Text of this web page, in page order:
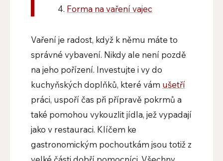
Forma na vaření vajec
Vaření je radost, když k němu máte to
správné vybavení. Nikdy ale není pozdě
na jeho pořízení. Investujte i vy do
kuchyňských doplňků, které vám ušetří
práci, uspoří čas při přípravě pokrmů a
také pomohou vykouzlit jídla, jež vypadají
jako v restauraci. Klíčem ke
gastronomickým pochoutkám jsou totiž z